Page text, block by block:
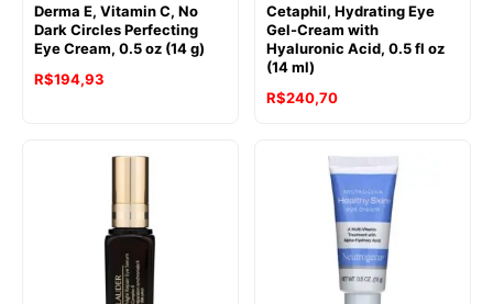
Derma E, Vitamin C, No
Dark Circles Perfecting
Eye Cream, 0.5 oz (14 g)
R$194,93
Cetaphil, Hydrating Eye
Gel-Cream with
Hyaluronic Acid, 0.5 fl oz
(14 ml)
R$240,70